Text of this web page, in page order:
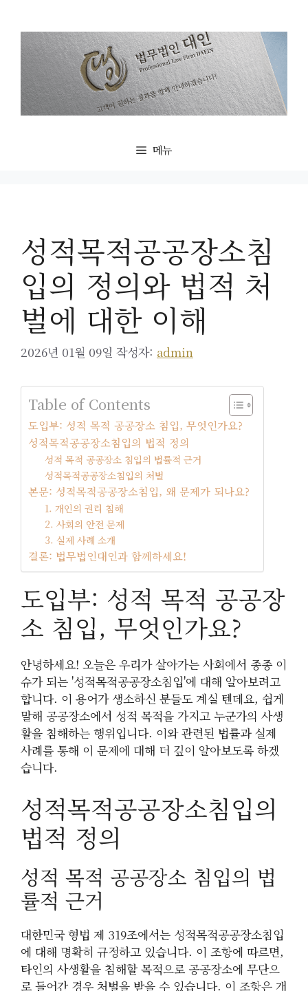
메뉴
성적목적공공장소침
입의 정의와 법적 처
벌에 대한 이해
2026년 01월 09일 작성자: admin
Table of Contents
도입부: 성적 목적 공공장소 침입, 무엇인가요?
성적목적공공장소침입의 법적 정의
성적 목적 공공장소 침입의 법률적 근거
성적목적공공장소침입의 처벌
본문: 성적목적공공장소침입, 왜 문제가 되나요?
1. 개인의 권리 침해
2. 사회의 안전 문제
3. 실제 사례 소개
결론: 법무법인대인과 함께하세요!
도입부: 성적 목적 공공장
소 침입, 무엇인가요?
안녕하세요! 오늘은 우리가 살아가는 사회에서 종종 이
슈가 되는 '성적목적공공장소침입'에 대해 알아보려고
합니다. 이 용어가 생소하신 분들도 계실 텐데요, 쉽게
말해 공공장소에서 성적 목적을 가지고 누군가의 사생
활을 침해하는 행위입니다. 이와 관련된 법률과 실제
사례를 통해 이 문제에 대해 더 깊이 알아보도록 하겠
습니다.
성적목적공공장소침입의
법적 정의
성적 목적 공공장소 침입의 법
률적 근거
대한민국 형법 제 319조에서는 성적목적공공장소침입
에 대해 명확히 규정하고 있습니다. 이 조항에 따르면,
타인의 사생활을 침해할 목적으로 공공장소에 무단으
로 들어간 경우 처벌을 받을 수 있습니다. 이 조항은 개